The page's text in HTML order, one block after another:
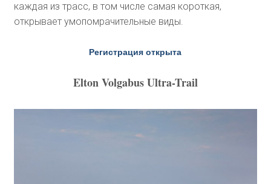
каждая из трасс, в том числе самая короткая,
открывает умопомрачительные виды.
Регистрация открыта
Elton Volgabus Ultra-Trail